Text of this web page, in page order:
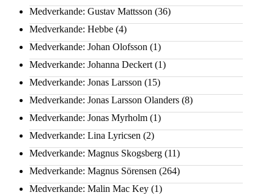
Medverkande: Gustav Mattsson (36)
Medverkande: Hebbe (4)
Medverkande: Johan Olofsson (1)
Medverkande: Johanna Deckert (1)
Medverkande: Jonas Larsson (15)
Medverkande: Jonas Larsson Olanders (8)
Medverkande: Jonas Myrholm (1)
Medverkande: Lina Lyricsen (2)
Medverkande: Magnus Skogsberg (11)
Medverkande: Magnus Sörensen (264)
Medverkande: Malin Mac Key (1)